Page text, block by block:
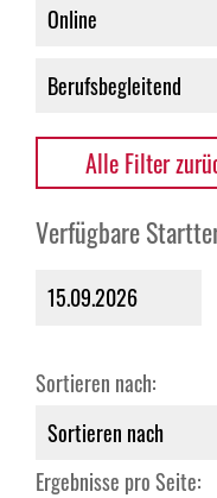
Alle Filter
Verfügbare
15.09.2026
Sortieren nach:
Ergebnisse pro Seite: